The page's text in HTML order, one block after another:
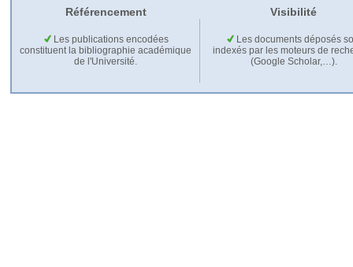
Référencement Visibilité
Les publications encodées
constituent la bibliographie académique
de l'Université.
Les documents déposés
indexés par les moteurs de
(Google Scholar,…).